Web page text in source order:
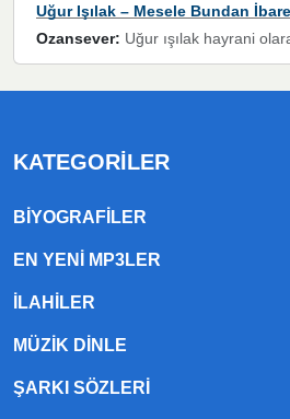
Uğur Işılak – Mesele Bundan
Ozansever: Uğur ışılak hayrani olarak eski yeni tüm eserlerini keyifle huzurla dinleyenlerden birisiyim, emeğine saygı
KATEGORILER
BIYOGRAFILER
EN YENI MP3LER
ILAHILER
MÜZIK DINLE
ŞARKI SÖZLERI